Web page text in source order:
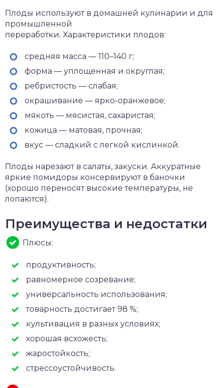
Плоды используют в домашней кулинарии и для
промышленной
переработки. Характеристики плодов:
средняя масса — 110–140 г;
форма — уплощенная и округлая;
ребристость — слабая;
окрашивание — ярко-оранжевое;
мякоть — мясистая, сахаристая;
кожица — матовая, прочная;
вкус — сладкий с легкой кислинкой.
Плоды нарезают в салаты, закуски. Аккуратные
яркие помидоры консервируют в баночки
(хорошо переносят высокие температуры, не
лопаются).
Преимущества и недостатки
Плюсы:
продуктивность;
равномерное созревание;
универсальность использования;
товарность достигает 98 %;
культивация в разных условиях;
хорошая всхожесть;
жаростойкость;
стрессоустойчивость.